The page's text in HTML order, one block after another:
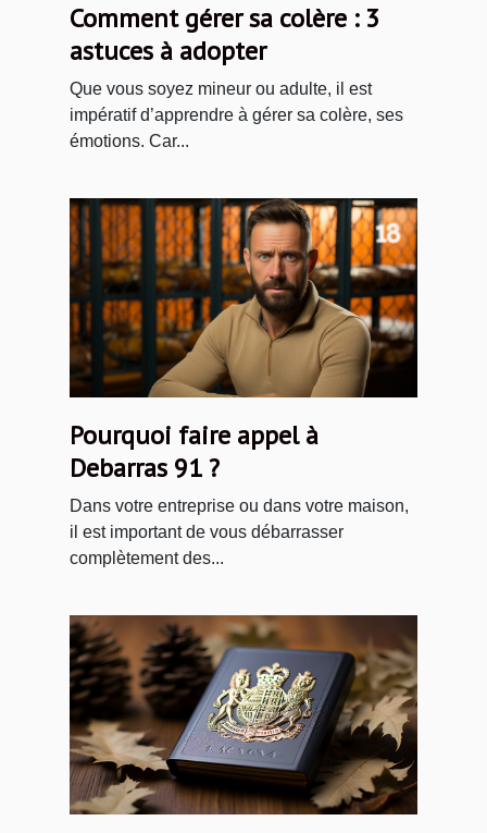
Comment gérer sa colère : 3
astuces à adopter
Que vous soyez mineur ou adulte, il est
impératif d’apprendre à gérer sa colère, ses
émotions. Car...
Pourquoi faire appel à
Debarras 91 ?
Dans votre entreprise ou dans votre maison,
il est important de vous débarrasser
complètement des...